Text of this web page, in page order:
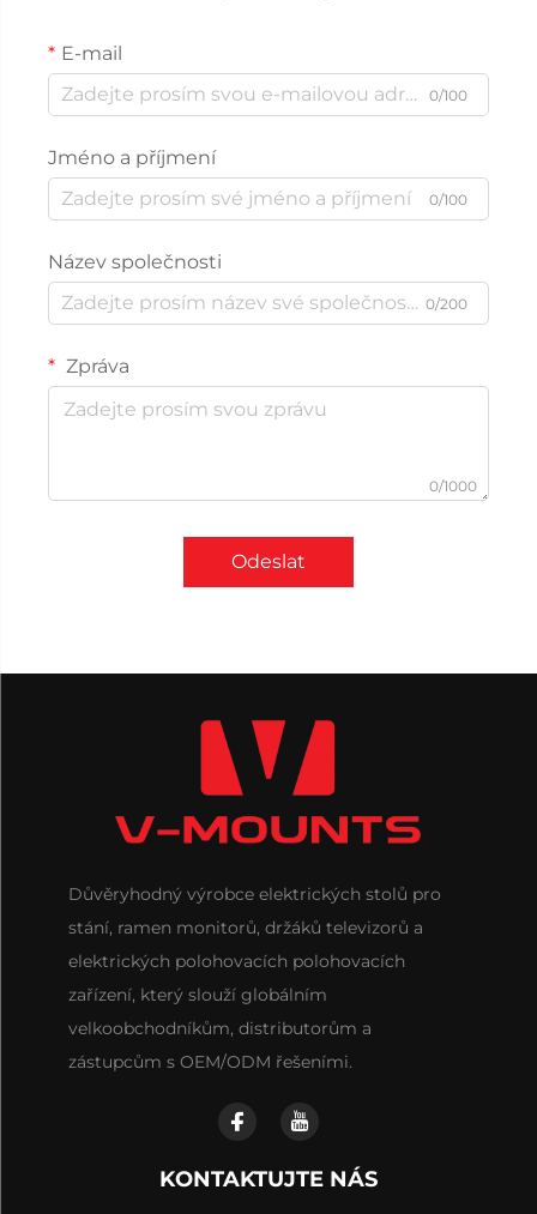
E-mail
0/100
Jméno a příjmení
0/100
Název společnosti
0/200
Zpráva
0/1000
Odeslat
Důvěryhodný výrobce elektrických stolů pro
stání, ramen monitorů, držáků televizorů a
elektrických polohovacích polohovacích
zařízení, který slouží globálním
velkoobchodníkům, distributorům a
zástupcům s OEM/ODM řešeními.
KONTAKTUJTE NÁS